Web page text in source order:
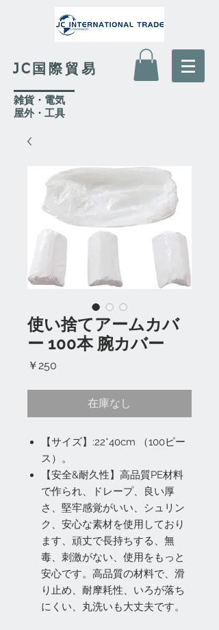
JC国際貿易
​雑貨・電気
​屋外・工具
使い捨てアームカバ
ー 100本 腕カバー
￥250
在庫なし
【サイズ】:22*40cm （100ピー
ス）。
【安全&耐久性】高品質PE材料
で作られ、ドレープ、良い厚
さ、堅牢感覚がいい、シュリン
ク、安心な素材を使用しており
ます、頑丈で長持ちする、無
毒、刺激がない、使用をもっと
安心です。高品質の材料で、滑
り止め、耐摩耗性、いろが落ち
にくい、丸洗いも大丈夫です。